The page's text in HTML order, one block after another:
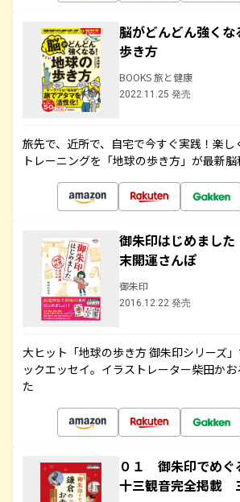
脳がどんどん強く
歩き方
BOOKS 旅と健康
2022.11.25 発売
旅先で、近所で、自宅で今すぐ実践！楽
トレーニングを「地球の歩き方」が最新
御朱印はじめまし
末開運さんぽ
御朱印
2016.12.22 発売
大ヒット「地球の歩き方 御朱印シリーズ
ックエッセイ。イラストレーター柴田か
た
０１ 御朱印でめ
十三観音完全掲載